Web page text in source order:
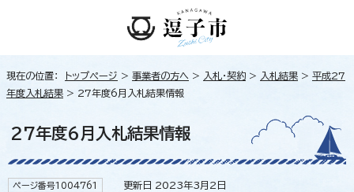
現在の位置： トップページ > 事業者の方へ > 入札・契約 > 入札結果 > 平成27
年度入札結果 > 27年度6月入札結果情報
27年度6月入札結果情報
ページ番号1004761 更新日 2023年3月2日